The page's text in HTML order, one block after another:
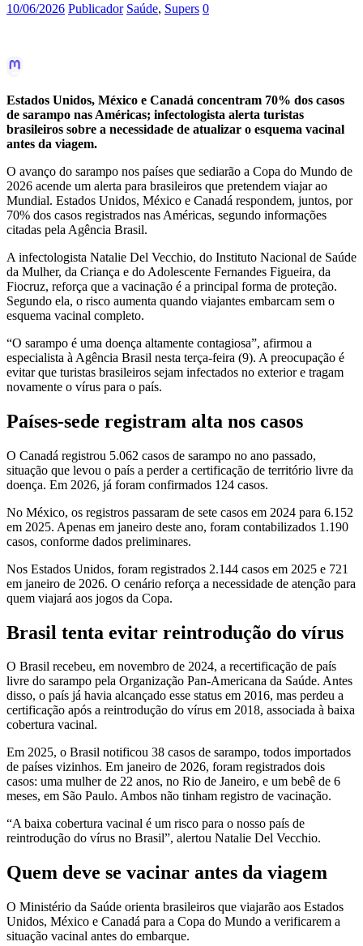
10/06/2026 Publicador Saúde, Supers 0
Estados Unidos, México e Canadá concentram 70% dos casos
de sarampo nas Américas; infectologista alerta turistas
brasileiros sobre a necessidade de atualizar o esquema vacinal
antes da viagem.
O avanço do sarampo nos países que sediarão a Copa do Mundo de
2026 acende um alerta para brasileiros que pretendem viajar ao
Mundial. Estados Unidos, México e Canadá respondem, juntos, por
70% dos casos registrados nas Américas, segundo informações
citadas pela Agência Brasil.
A infectologista Natalie Del Vecchio, do Instituto Nacional de Saúde
da Mulher, da Criança e do Adolescente Fernandes Figueira, da
Fiocruz, reforça que a vacinação é a principal forma de proteção.
Segundo ela, o risco aumenta quando viajantes embarcam sem o
esquema vacinal completo.
“O sarampo é uma doença altamente contagiosa”, afirmou a
especialista à Agência Brasil nesta terça-feira (9). A preocupação é
evitar que turistas brasileiros sejam infectados no exterior e tragam
novamente o vírus para o país.
Países-sede registram alta nos casos
O Canadá registrou 5.062 casos de sarampo no ano passado,
situação que levou o país a perder a certificação de território livre da
doença. Em 2026, já foram confirmados 124 casos.
No México, os registros passaram de sete casos em 2024 para 6.152
em 2025. Apenas em janeiro deste ano, foram contabilizados 1.190
casos, conforme dados preliminares.
Nos Estados Unidos, foram registrados 2.144 casos em 2025 e 721
em janeiro de 2026. O cenário reforça a necessidade de atenção para
quem viajará aos jogos da Copa.
Brasil tenta evitar reintrodução do vírus
O Brasil recebeu, em novembro de 2024, a recertificação de país
livre do sarampo pela Organização Pan-Americana da Saúde. Antes
disso, o país já havia alcançado esse status em 2016, mas perdeu a
certificação após a reintrodução do vírus em 2018, associada à baixa
cobertura vacinal.
Em 2025, o Brasil notificou 38 casos de sarampo, todos importados
de países vizinhos. Em janeiro de 2026, foram registrados dois
casos: uma mulher de 22 anos, no Rio de Janeiro, e um bebê de 6
meses, em São Paulo. Ambos não tinham registro de vacinação.
“A baixa cobertura vacinal é um risco para o nosso país de
reintrodução do vírus no Brasil”, alertou Natalie Del Vecchio.
Quem deve se vacinar antes da viagem
O Ministério da Saúde orienta brasileiros que viajarão aos Estados
Unidos, México e Canadá para a Copa do Mundo a verificarem a
situação vacinal antes do embarque.